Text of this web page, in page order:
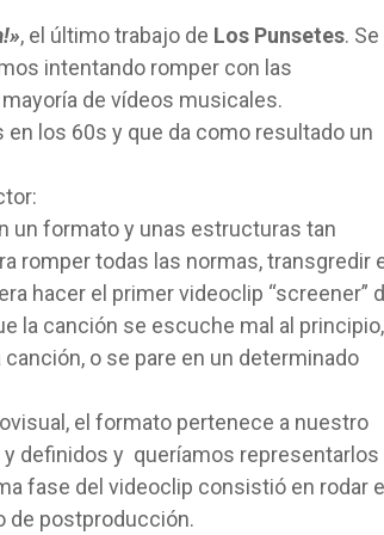
, el último trabajo de Los Punsetes. Se
intentando romper con las
de vídeos musicales.
los 60s y que da como resultado un
un formato y unas estructuras tan
romper todas las normas, transgredir
hacer el primer videoclip “screener”
la canción se escuche mal al principio,
o se pare en un determinado
el formato pertenece a nuestro
definidos y queríamos representarlos
fase del videoclip consistió en rodar
de postproducción.